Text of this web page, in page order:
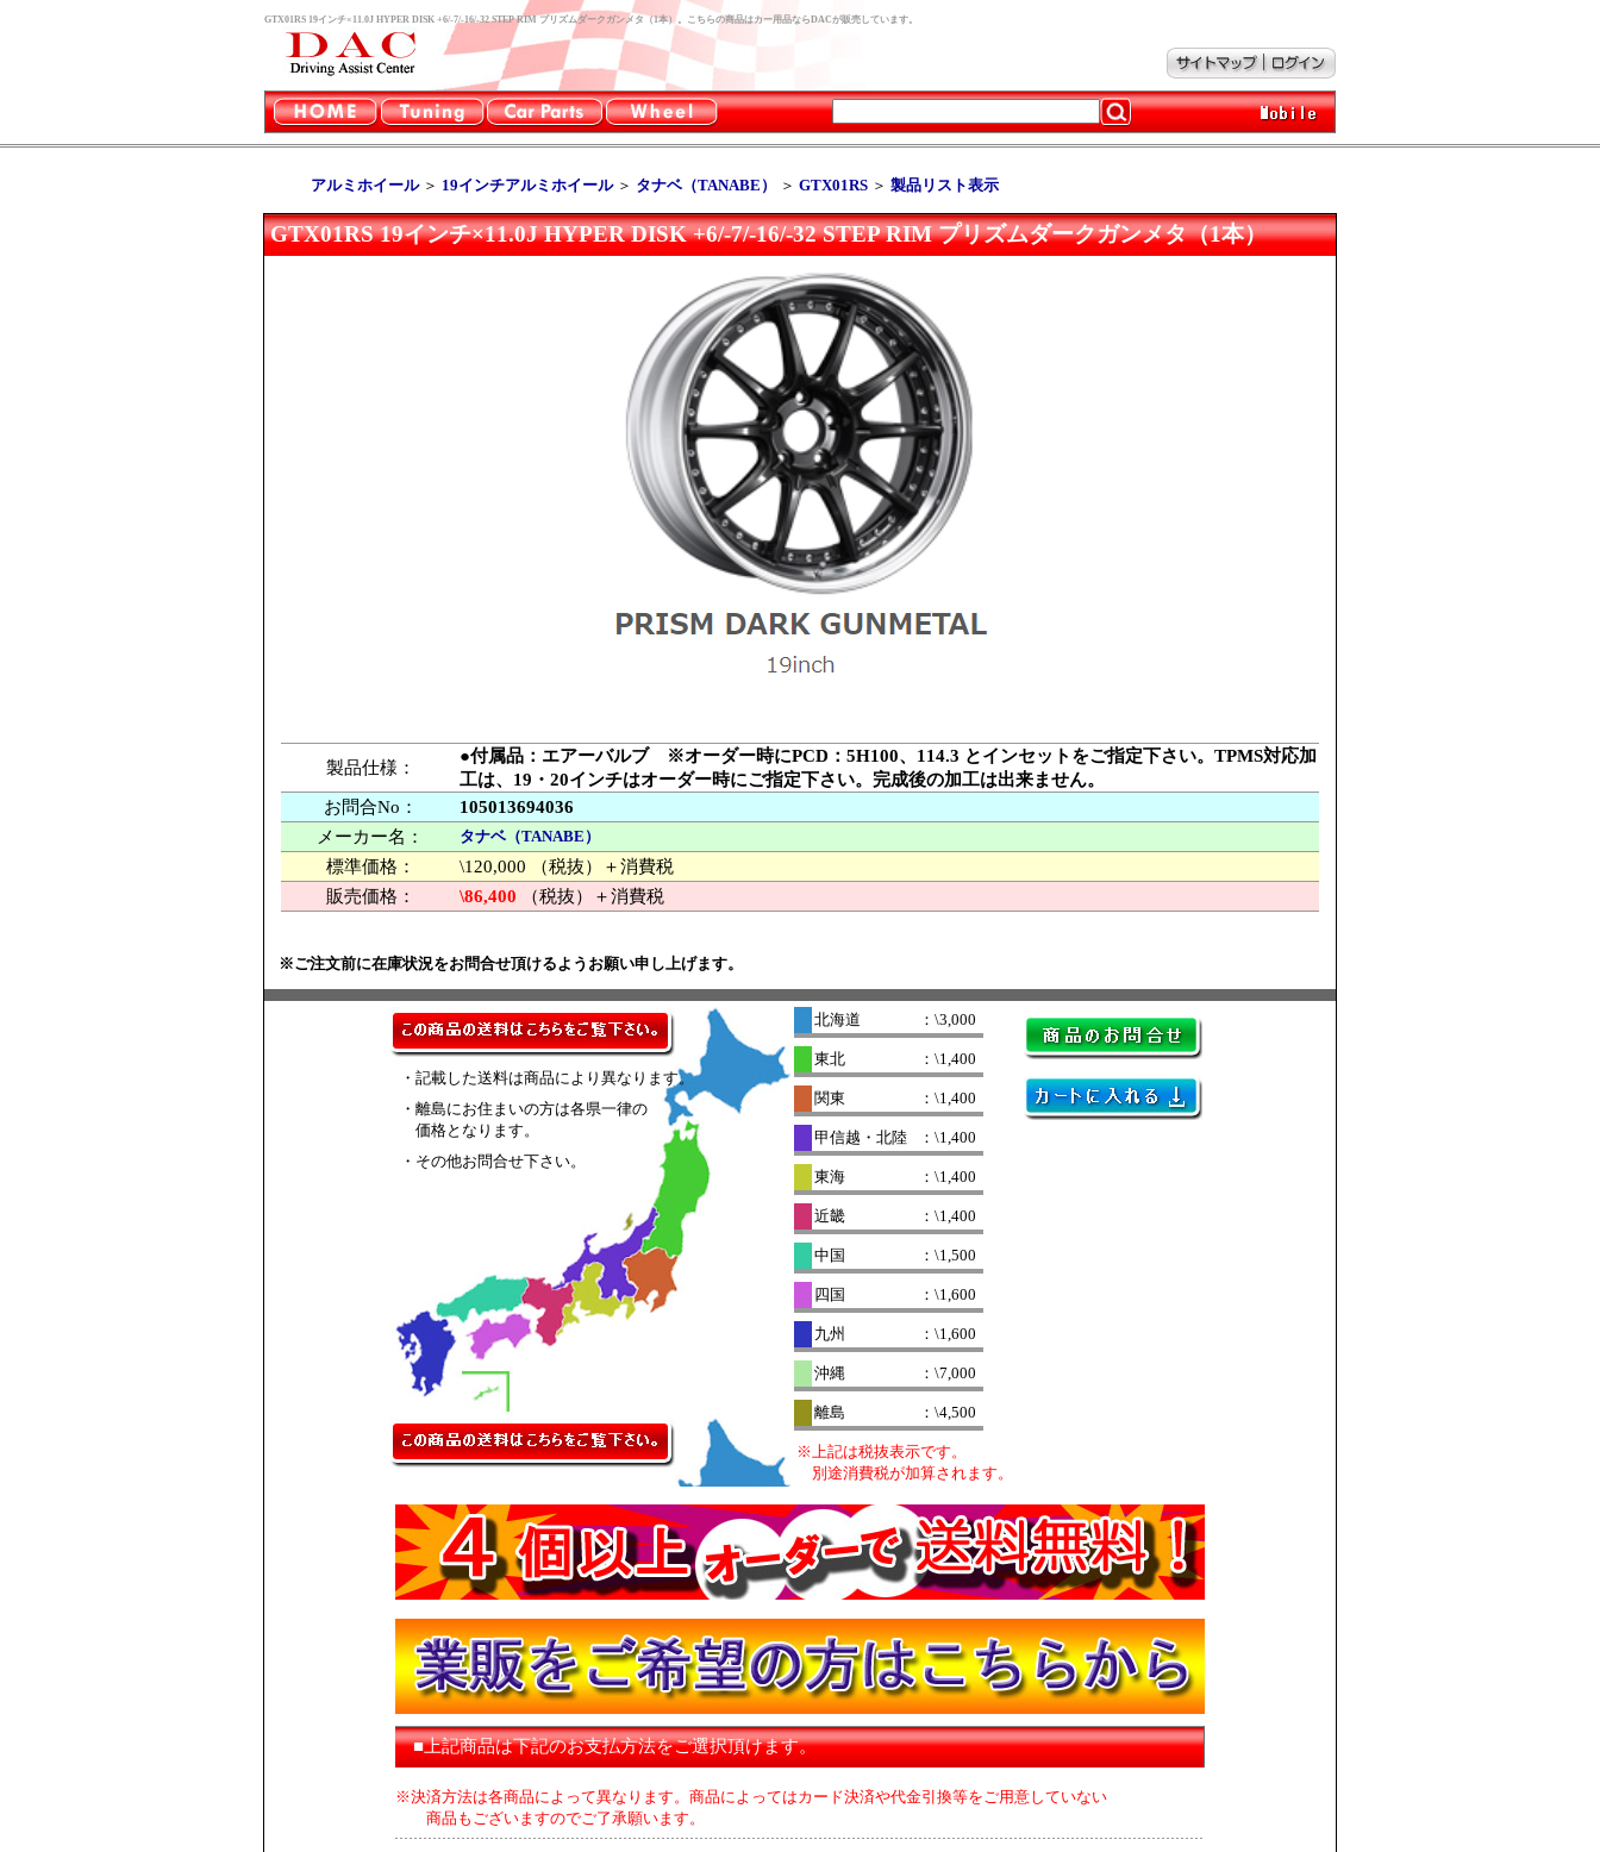
GTX01RS 19インチ×11.0J HYPER DISK +6/-7/-16/-32 STEP RIM プリズムダークガンメタ（1本）。こちらの商品はカー用品ならDACが販売しています。
アルミホイール＞ 19インチアルミホイール＞ タナベ（TANABE） ＞ GTX01RS ＞ 製品リスト表示
GTX01RS 19インチ×11.0J HYPER DISK +6/-7/-16/-32 STEP RIM プリズムダークガンメタ（1本）
製品仕様：
●付属品：エアーバルブ ※オーダー時にPCD：5H100、114.3 とインセットをご指定下さい。TPMS対応加
工は、19・20インチはオーダー時にご指定下さい。完成後の加工は出来ません。
お問合No：
105013694036
メーカー名：
タナベ（TANABE）
標準価格：
\120,000 （税抜）＋消費税
販売価格：
\86,400 （税抜）＋消費税
※ご注文前に在庫状況をお問合せ頂けるようお願い申し上げます。
・記載した送料は商品により異なります。
・離島にお住まいの方は各県一律の
価格となります。
・その他お問合せ下さい。
北海道 ：\3,000
東北 ：\1,400
関東 ：\1,400
甲信越・北陸 ：\1,400
東海 ：\1,400
近畿 ：\1,400
中国 ：\1,500
四国 ：\1,600
九州 ：\1,600
沖縄 ：\7,000
離島 ：\4,500
※上記は税抜表示です。
別途消費税が加算されます。
■上記商品は下記のお支払方法をご選択頂けます。
※決済方法は各商品によって異なります。商品によってはカード決済や代金引換等をご用意していない
商品もございますのでご了承願います。